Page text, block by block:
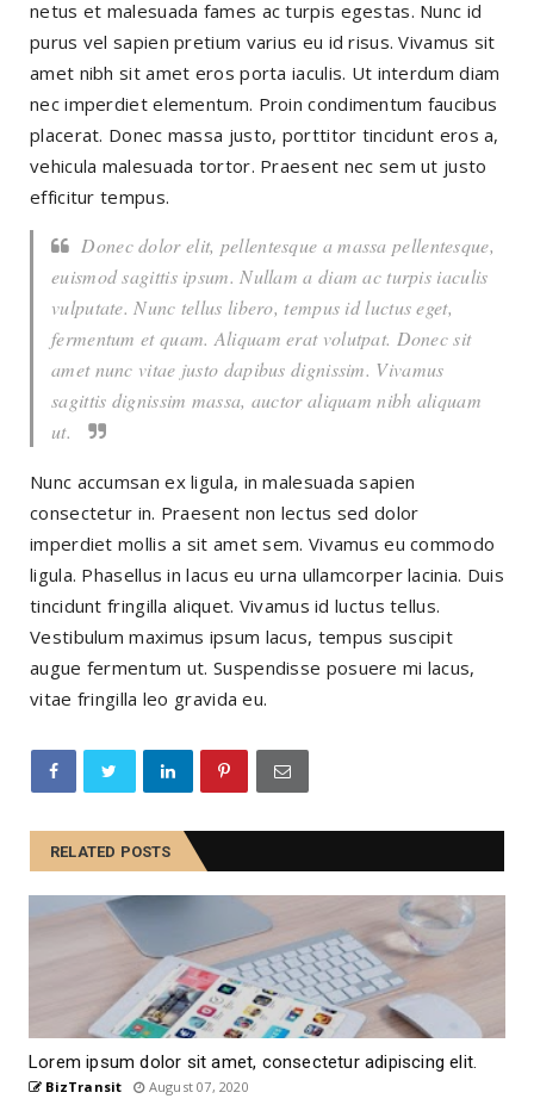
netus et malesuada fames ac turpis egestas. Nunc id
purus vel sapien pretium varius eu id risus. Vivamus sit
amet nibh sit amet eros porta iaculis. Ut interdum diam
nec imperdiet elementum. Proin condimentum faucibus
placerat. Donec massa justo, porttitor tincidunt eros a,
vehicula malesuada tortor. Praesent nec sem ut justo
efficitur tempus.
Donec dolor elit, pellentesque a massa pellentesque,
euismod sagittis ipsum. Nullam a diam ac turpis iaculis
vulputate. Nunc tellus libero, tempus id luctus eget,
fermentum et quam. Aliquam erat volutpat. Donec sit
amet nunc vitae justo dapibus dignissim. Vivamus
sagittis dignissim massa, auctor aliquam nibh aliquam
ut.
Nunc accumsan ex ligula, in malesuada sapien
consectetur in. Praesent non lectus sed dolor
imperdiet mollis a sit amet sem. Vivamus eu commodo
ligula. Phasellus in lacus eu urna ullamcorper lacinia. Duis
tincidunt fringilla aliquet. Vivamus id luctus tellus.
Vestibulum maximus ipsum lacus, tempus suscipit
augue fermentum ut. Suspendisse posuere mi lacus,
vitae fringilla leo gravida eu.
RELATED POSTS
Lorem ipsum dolor sit amet, consectetur adipiscing elit.
BizTransit August 07, 2020